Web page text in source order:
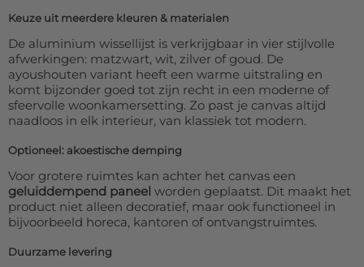
Keuze uit meerdere kleuren & materialen
De aluminium wissellijst is verkrijgbaar in vier stijlvolle
afwerkingen: matzwart, wit, zilver of goud. De
ayoushouten variant heeft een warme uitstraling en
komt bijzonder goed tot zijn recht in een moderne of
sfeervolle woonkamersetting. Zo past je canvas altijd
naadloos in elk interieur, van klassiek tot modern.
Optioneel: akoestische demping
Voor grotere ruimtes kan achter het canvas een
geluiddempend paneel worden geplaatst. Dit maakt het
product niet alleen decoratief, maar ook functioneel in
bijvoorbeeld horeca, kantoren of ontvangstruimtes.
Duurzame levering